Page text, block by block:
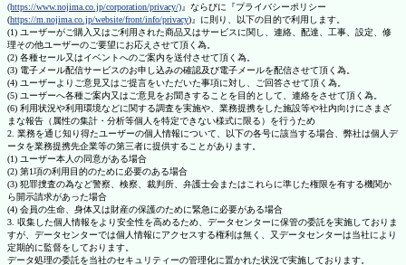
(https://www.nojima.co.jp/corporation/privacy/)』ならびに『プライバシーポリシー
(https://m.nojima.co.jp/website/front/info/privacy)』に則り、以下の目的で利用します。
(1) ユーザーがご購入又はご利用された商品又はサービスに関し、連絡、配達、工事、設定、修
理その他ユーザーのご要望にお応えさせて頂く為。
(2) 各種セール又はイベントへのご案内を送付させて頂く為。
(3) 電子メール配信サービスのお申し込みの確認及び電子メールを配信させて頂く為。
(4) ユーザーよりご意見又はご提言をいただいた事項に対し、ご回答させて頂く為。
(5) ユーザーへ各種ご案内又はご意見をお聞きすることを目的として、連絡をさせて頂く為。
(6) 利用状況や利用環境などに関する調査を実施や、業務提携をした施設等や社内向けにさまざ
まな報告（属性の集計・分析等個人を特定できない様式に限る）を行うため
2. 業務を通じ知り得たユーザーの個人情報について、以下の各号に該当する場合、弊社は個人デ
ータを業務提携先企業等の第三者に提供することがあります。
(1) ユーザー本人の同意がある場合
(2) 第1項の利用目的のために必要のある場合
(3) 犯罪捜査の為など警察、検察、裁判所、弁護士会またはこれらに準じた権限を有する機関か
ら開示請求があった場合
(4) 会員の生命、身体又は財産の保護のために緊急に必要がある場合
3. 収集した個人情報をより安全性を高めるため、データセンターに保管の委託を実施しておりま
すが、データセンターでは個人情報にアクセスする権利は無く、又データセンターは当社により
定期的に監督をしております。
データ処理の委託を当社のセキュリティーの管理化に置かれた状況で実施しております。